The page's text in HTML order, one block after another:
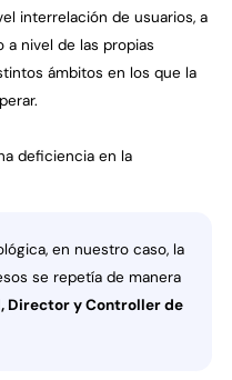
interrelación de usuarios, a
nivel de las propias
ámbitos en los que la
deficiencia en la
en nuestro caso, la
se repetía de manera
Director y Controller de